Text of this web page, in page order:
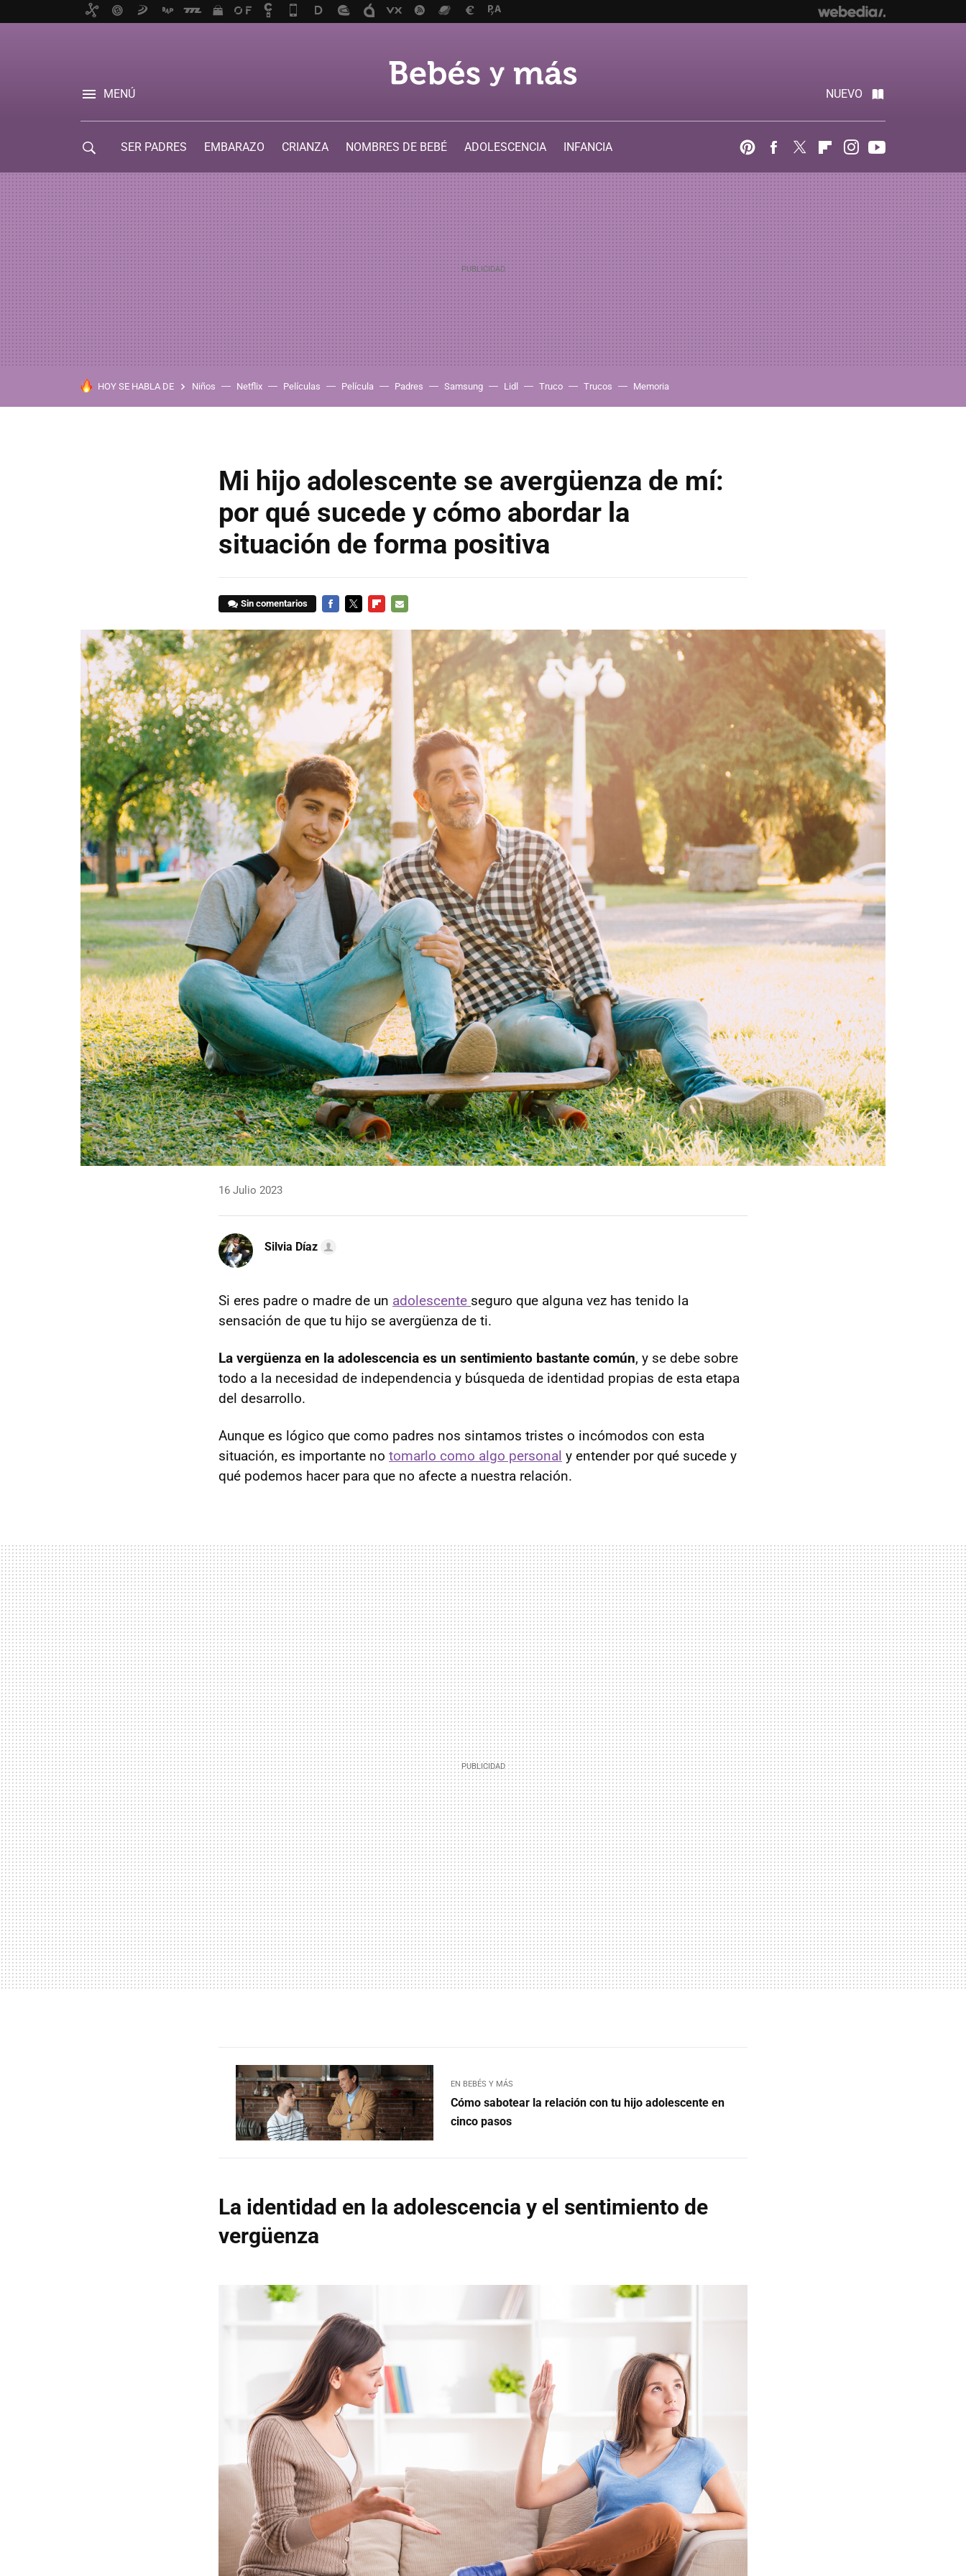
MENÚ NUEVO
SER PADRES EMBARAZO CRIANZA NOMBRES DE BEBÉ ADOLESCENCIA
INFANCIA
PinterestFacebook
Twitter FlipboardInstagram
HOY SE HABLA DE Niños Netflix Películas Película Padres Samsung Lidl Truco Trucos Memoria
Mi hijo adolescente se avergüenza de mí:
por qué sucede y cómo abordar la
situación de forma positiva
Sin comentarios
MAIL
16 Julio 2023
Silvia Díaz
Si eres padre o madre de un adolescente seguro que alguna vez has tenido la
sensación de que tu hijo se avergüenza de ti.
La vergüenza en la adolescencia es un sentimiento bastante común, y se debe sobre
todo a la necesidad de independencia y búsqueda de identidad propias de esta etapa
del desarrollo.
Aunque es lógico que como padres nos sintamos tristes o incómodos con esta
situación, es importante no tomarlo como algo personal y entender por qué sucede y
qué podemos hacer para que no afecte a nuestra relación.
EN BEBÉS Y MÁS
Cómo sabotear la relación con tu hijo adolescente en
cinco pasos
La identidad en la adolescencia y el sentimiento de
vergüenza